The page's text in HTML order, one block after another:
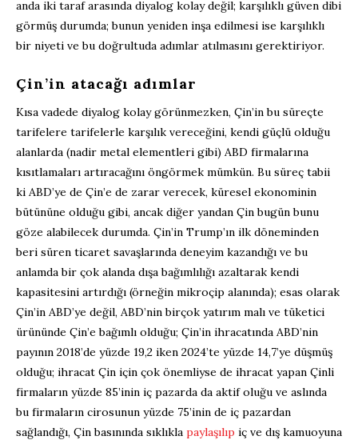
anda iki taraf arasında diyalog kolay değil; karşılıklı güven dibi
görmüş durumda; bunun yeniden inşa edilmesi ise karşılıklı
bir niyeti ve bu doğrultuda adımlar atılmasını gerektiriyor.
Çin’in atacağı adımlar
Kısa vadede diyalog kolay görünmezken, Çin’in bu süreçte
tarifelere tarifelerle karşılık vereceğini, kendi güçlü olduğu
alanlarda (nadir metal elementleri gibi) ABD firmalarına
kısıtlamaları artıracağını öngörmek mümkün. Bu süreç tabii
ki ABD’ye de Çin’e de zarar verecek, küresel ekonominin
bütününe olduğu gibi, ancak diğer yandan Çin bugün bunu
göze alabilecek durumda. Çin’in Trump’ın ilk döneminden
beri süren ticaret savaşlarında deneyim kazandığı ve bu
anlamda bir çok alanda dışa bağımlılığı azaltarak kendi
kapasitesini artırdığı (örneğin mikroçip alanında); esas olarak
Çin’in ABD’ye değil, ABD’nin birçok yatırım malı ve tüketici
ürününde Çin’e bağımlı olduğu; Çin’in ihracatında ABD’nin
payının 2018’de yüzde 19,2 iken 2024’te yüzde 14,7’ye düşmüş
olduğu; ihracat Çin için çok önemliyse de ihracat yapan Çinli
firmaların yüzde 85’inin iç pazarda da aktif oluğu ve aslında
bu firmaların cirosunun yüzde 75’inin de iç pazardan
sağlandığı, Çin basınında sıklıkla paylaşılıp iç ve dış kamuoyuna